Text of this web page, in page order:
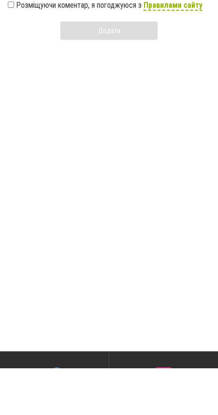
Розміщуючи коментар, я погоджуюся з Правилами сайту
Додати